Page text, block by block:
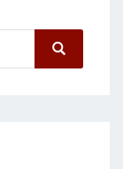
Search